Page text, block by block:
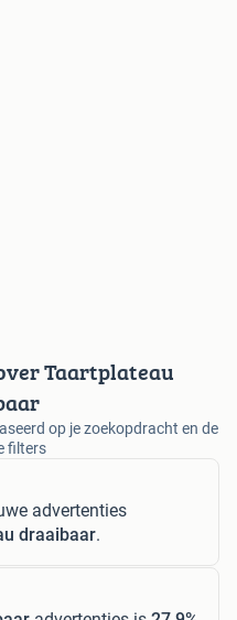
Taartplateau
op je zoekopdracht en de
filters
advertenties
draaibaar.